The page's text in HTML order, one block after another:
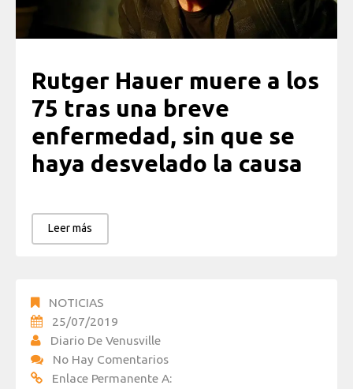
Rutger Hauer muere a los
75 tras una breve
enfermedad, sin que se
haya desvelado la causa
Leer más
NOTICIAS
25/07/2019
Diario De Venusville
No Hay Comentarios
Enlace Permanente A: